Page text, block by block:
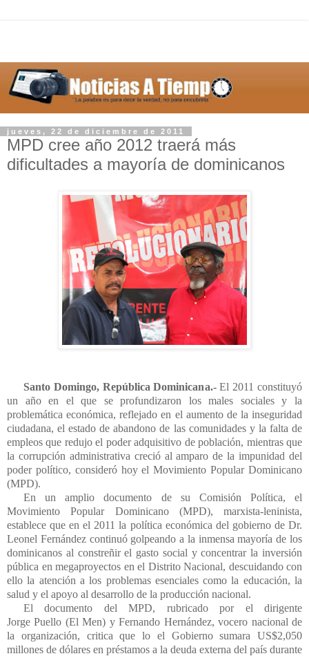
jueves, 22 de diciembre de 2011
MPD cree año 2012 traerá más
dificultades a mayoría de dominicanos
Santo Domingo, República Dominicana.-El 2011 constituyó
un año en el que se profundizaron los males sociales y la
problemática económica, reflejado en el aumento de la inseguridad
ciudadana, el estado de abandono de las comunidades y la falta de
empleos que redujo el poder adquisitivo de población, mientras que
la corrupción administrativa creció al amparo de la impunidad del
poder político, consideró hoy el Movimiento Popular Dominicano
(MPD).
En un amplio documento de su Comisión Política, el
Movimiento Popular Dominicano (MPD), marxista-leninista,
establece que en el 2011 la política económica del gobierno de Dr.
Leonel Fernández continuó golpeando a la inmensa mayoría de los
dominicanos al constreñir el gasto social y concentrar la inversión
pública en megaproyectos en el Distrito Nacional, descuidando con
ello la atención a los problemas esenciales como la educación, la
salud y el apoyo al desarrollo de la producción nacional.
El documento del MPD, rubricado por el dirigente
JorgePuello (ElMen) y Fernando Hernández, vocero nacional de
la organización, critica que lo el Gobierno sumara US$2,050
millones de dólares en préstamos a la deuda externa del país durante